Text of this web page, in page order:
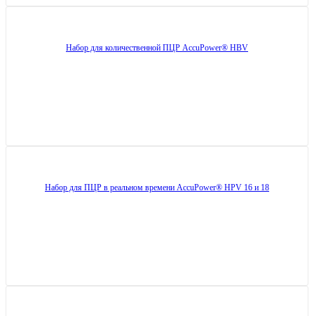
Набор для количественной ПЦР AccuPower® HBV
Набор для ПЦР в реальном времени AccuPower® HPV 16 и 18